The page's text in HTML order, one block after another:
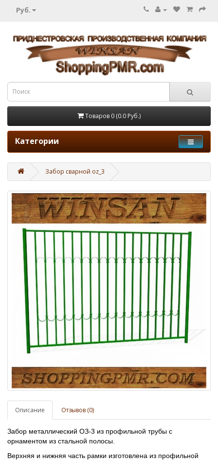
Руб.
Товаров 0 (0.0 Руб.)
Категории
Забор сварной oz_3
Описание Отзывов (0)
Забор металлический ОЗ-3 из профильной трубы с
орнаментом из стальной полосы.
Верхняя и нижняя часть рамки изготовлена из профильной